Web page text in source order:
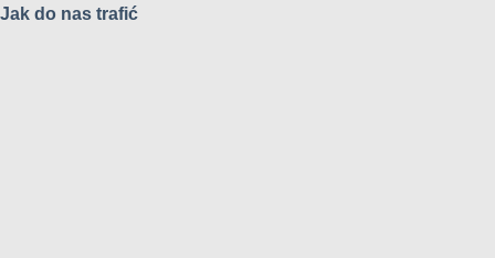
Jak do nas trafić